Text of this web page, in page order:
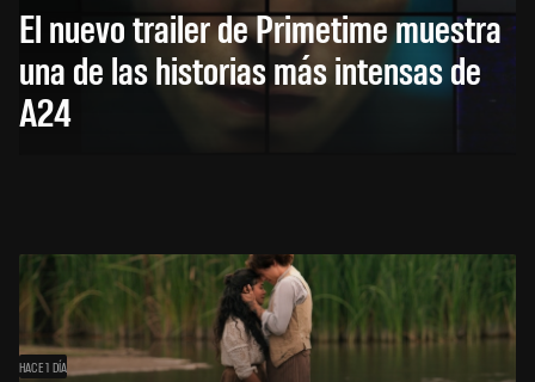
El nuevo trailer de Primetime muestra
una de las historias más intensas de
A24
HACE 1 DÍA